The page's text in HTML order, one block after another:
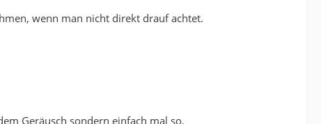
wenn man nicht direkt drauf achtet.
Geräusch sondern einfach mal so.